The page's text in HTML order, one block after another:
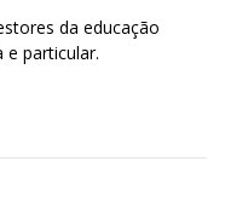
da educação
e particular.